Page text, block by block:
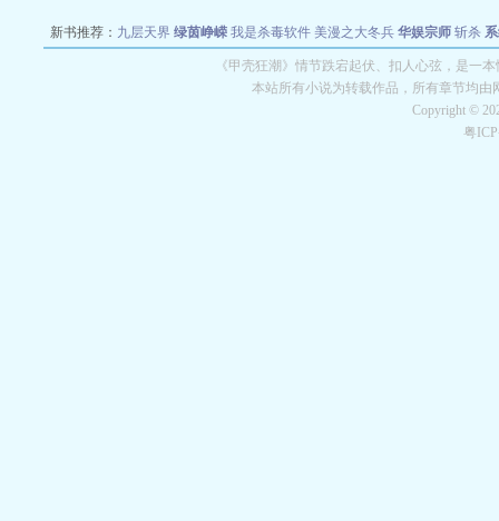
新书推荐： 九层天界 绿茵峥嵘 我是杀毒软件 美漫之大冬兵 华娱宗师 斩杀
教练万岁 都市全能巨星 绝对交易 全职武神 位面复
《甲壳狂潮》情节跌宕起伏、扣人心弦，是一
本站所有小说为转载作品，所有章节均
Copyright ©
粤